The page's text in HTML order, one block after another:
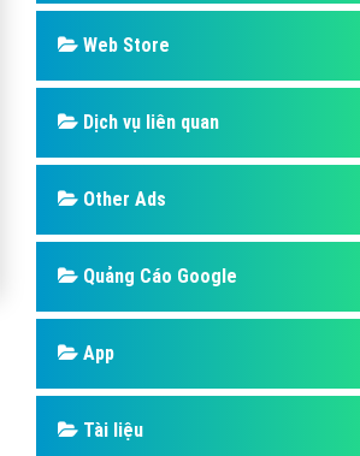
Hỏi đáp Domain & Hosting
Hỏi đáp viết bài Marketing
Dịch vụ quảng cáo Zalo
Hỏi đáp quảng cáo Youtube
Thiết kế ứng dụng
Quảng cáo Cốc Cốc hiệu quả
Quảng cáo Zalo chuyên nghiệp
Design
SEO
Banner
Facebook
Google
Bảng giá